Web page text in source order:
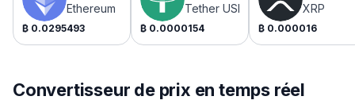
Ethereum
₿ 0.0295493
Tether USDt
₿ 0.0000154
XRP
₿ 0.000016
Convertisseur de prix en temps réel